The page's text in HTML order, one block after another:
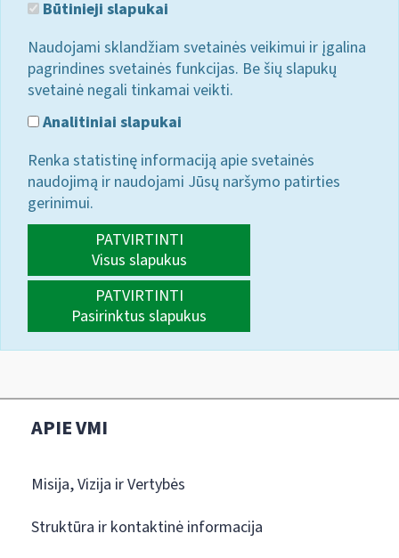
Būtinieji slapukai
Naudojami sklandžiam svetainės veikimui ir įgalina
pagrindines svetainės funkcijas. Be šių slapukų
svetainė negali tinkamai veikti.
Analitiniai slapukai
Renka statistinę informaciją apie svetainės
naudojimą ir naudojami Jūsų naršymo patirties
gerinimui.
PATVIRTINTI
Visus slapukus
PATVIRTINTI
Pasirinktus slapukus
APIE VMI
Misija, Vizija ir Vertybės
Struktūra ir kontaktinė informacija